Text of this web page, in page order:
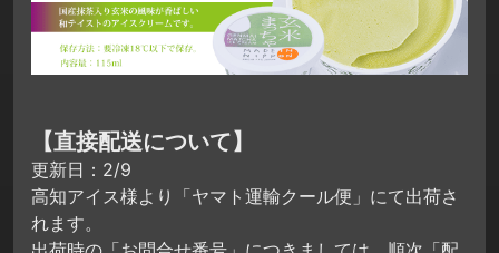
【直接配送について】
更新日：2/9
高知アイス様より「ヤマト運輸クール便」にて出荷さ
れます。